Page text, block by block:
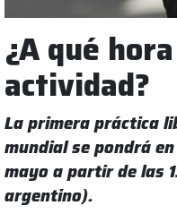
¿A qué
actividad?
La primera práctica
mundial se pondrá
mayo a partir de las
argentino).